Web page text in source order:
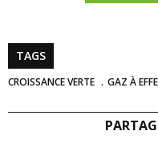
TAGS
CROISSANCE VERTE GAZ À